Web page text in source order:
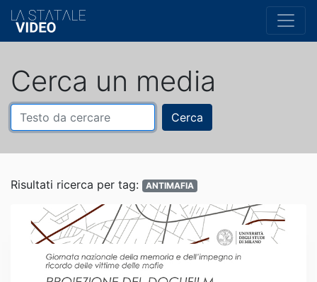
Cerca un media
Cerca
Risultati ricerca per tag: ANTIMAFIA